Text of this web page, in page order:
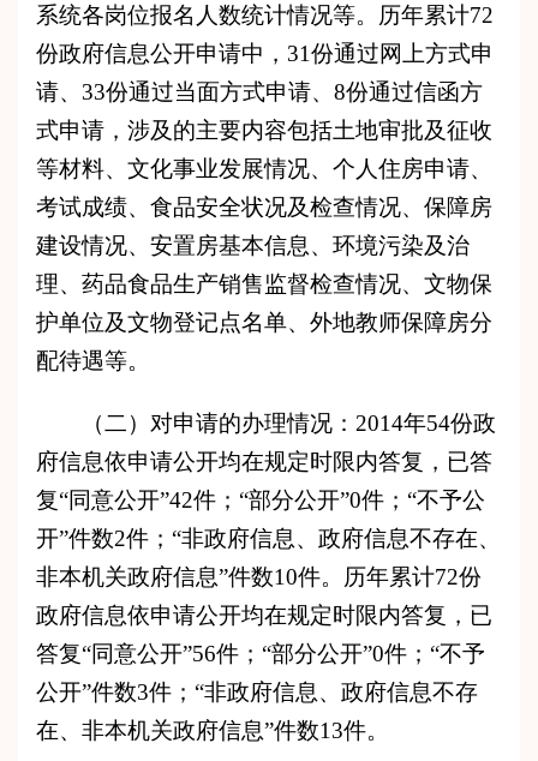
系统各岗位报名人数统计情况等。 历年累计72
份政府信息公开申请中， 31份通过网上方式申
请、 33份通过当面方式申请、 8份通过信函方
式申请，涉及的主要内容包括土地审批及征收
等材料、文化事业发展情况、个人住房申请、
考试成绩、食品安全状况及检查情况、保障房
建设情况、安置房基本信息、环境污染及治
理、药品食品生产销售监督检查情况、文物保
护单位及文物登记点名单、外地教师保障房分
配待遇等。
（二）对申请的办理情况 ：2014年54份政
府信息依申请公开均在规定时限内答复，已答
复“同意公开”42件； “部分公开”0件； “不予公
开”件数2件；“非政府信息、政府信息不存在、
非本机关政府信息”件数10件。历年累计72份
政府信息依申请公开均在规定时限内答复，已
答复“同意公开”56件； “部分公开”0件； “不予
公开”件数3件；“非政府信息、政府信息不存
在、非本机关政府信息”件数13件。